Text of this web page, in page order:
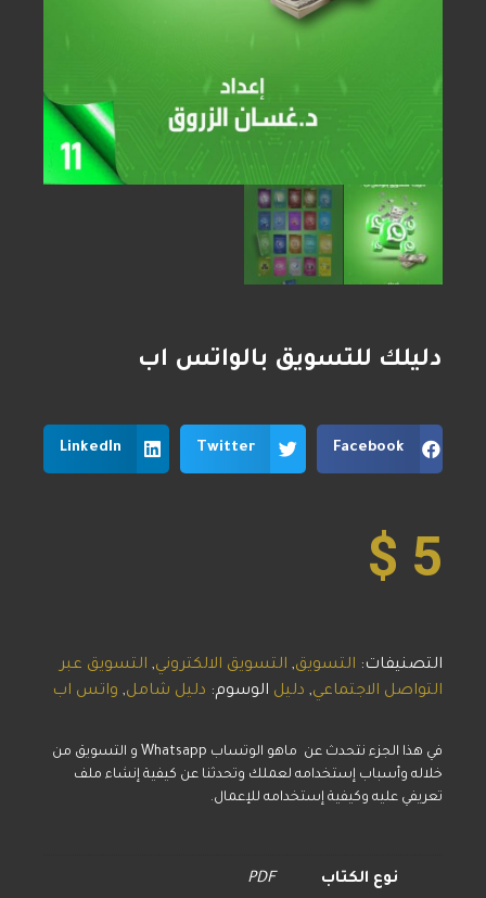
دليلك للتسويق بالواتس اب
Facebook
Twitter
LinkedIn
$ 5
التصنيفات: التسويق, التسويق الالكتروني, التسويق عبر
التواصل الاجتماعي, دليل الوسوم: دليل شامل, واتس اب
في هذا الجزء نتحدث عن ماهو الوتساب Whatsapp و التسويق من
خلاله وأسباب إستخدامه لعملك وتحدثنا عن كيفية إنشاء ملف
تعريفي عليه وكيفية إستخدامه للإعمال.
نوع الكتاب PDF